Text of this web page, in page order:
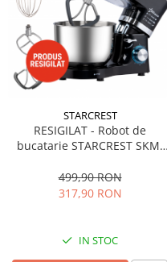
STARCREST
RESIGILAT - Robot de
bucatarie STARCREST SKM-
5 Accesorii, 6 Viteze + Pulse,
Angrenaje metalice, Negru +
499,90 RON
317,90 RON
IN STOC